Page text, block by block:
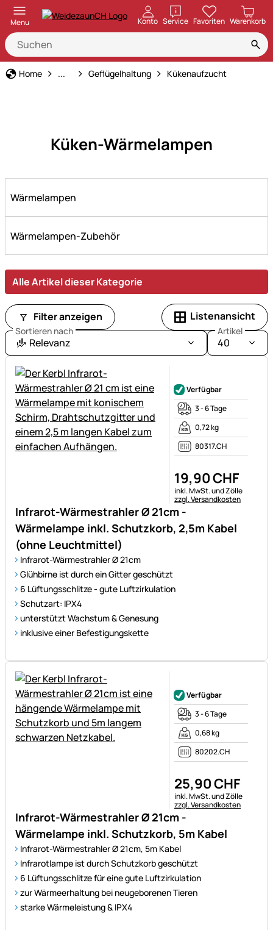
Menu Konto ServiceöffnenFavoriten Warenkorb
Home Tierbedarf
... Geflügelhaltung Kükenaufzucht
Küken-Wärmelampen
Wärmelampen
Wärmelampen-Zubehör
Alle Artikel dieser Kategorie
Filter anzeigen Listenansicht
Sortieren nach
Relevanz
Artikel
40
Infrarot-Wärmestrahler Ø 21cm -
Wärmelampe inkl. Schutzkorb, 2,5m Kabel
(ohne Leuchtmittel)
Infrarot-Wärmestrahler Ø 21cm
Glühbirne ist durch ein Gitter geschützt
6 Lüftungsschlitze - gute Luftzirkulation
Schutzart: IPX4
unterstützt Wachstum & Genesung
inklusive einer Befestigungskette
Verfügbar
3 - 6 Tage
0,72 kg
80317.CH
19,90CHF
Steuerhinweis:
inkl. MwSt. und Zölle
zzgl. Versandkosten
Infrarot-Wärmestrahler Ø 21cm -
Wärmelampe inkl. Schutzkorb, 5m Kabel
Infrarot-Wärmestrahler Ø 21cm, 5m Kabel
Infrarotlampe ist durch Schutzkorb geschützt
6 Lüftungsschlitze für eine gute Luftzirkulation
zur Wärmeerhaltung bei neugeborenen Tieren
starke Wärmeleistung & IPX4
Verfügbar
3 - 6 Tage
0,68 kg
80202.CH
25,90CHF
Steuerhinweis:
inkl. MwSt. und Zölle
zzgl. Versandkosten